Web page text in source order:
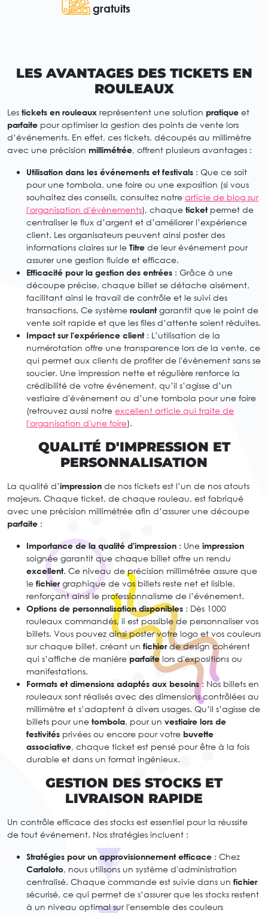
gratuits
LES AVANTAGES DES TICKETS EN
ROULEAUX
Les tickets en rouleaux représentent une solution pratique et
parfaite pour optimiser la gestion des points de vente lors
d’événements. En effet, ces tickets, découpés au millimètre
avec une précision millimétrée, offrent plusieurs avantages :
Utilisation dans les événements et festivals : Que ce soit
pour une tombola, une foire ou une exposition (si vous
souhaitez des conseils, consultez notre article de blog sur
l'organisation d'évènements), chaque ticketpermet de
centraliser le flux d’argent et d’améliorer l’expérience
client. Les organisateurs peuvent ainsi poster des
informations claires sur le Titre de leur événement pour
assurer une gestion fluide et efficace.
Efficacité pour la gestion des entrées : Grâce à une
découpe précise, chaque billet se détache aisément,
facilitant ainsi le travail de contrôle et le suivi des
transactions. Ce système roulantgarantit que le point de
vente soit rapide et que les files d’attente soient réduites.
Impact sur l'expérience client: L’utilisation de la
numérotation offre une transparence lors de la vente, ce
qui permet aux clients de profiter de l'évènement sans se
soucier. Une impression nette et régulière renforce la
crédibilité de votre événement, qu’il s’agisse d’un
vestiaire d'évènement ou d’une tombola pour une foire
(retrouvez aussi notre excellent article qui traite de
l'organisation d'une foire).
QUALITÉ D'IMPRESSION ET
PERSONNALISATION
La qualité d’impression de nos tickets est l’un de nos atouts
majeurs. Chaque ticket, de chaque rouleau, est fabriqué
avec une précision millimétrée afin d’assurer une découpe
parfaite :
Importance de la qualité d'impression : Une impression
soignée garantit que chaque billet offre un rendu
excellent. Ce niveau de précision millimétrée assure que
le fichiergraphique de vos billets reste net et lisible,
renforçant ainsi le professionnalisme de l’événement.
Options de personnalisation disponibles : Dès 1000
rouleaux commandés, il est possible de personnaliser vos
billets. Vous pouvez ainsi poster votre logo et vos couleurs
sur chaque billet, créant un fichierde design cohérent
qui s’affiche de manière parfaitelors d'expositions ou
manifestations.
Formats et dimensions adaptés aux besoins : Nos billets en
rouleaux sont réalisés avec des dimensions contrôlées au
millimètre et s’adaptent à divers usages. Qu’il s’agisse de
billets pour une tombola, pour un vestiaire lors de
festivités privées ou encore pour votre buvette
associative, chaque ticket est pensé pour être à la fois
durable et dans un format ingénieux.
GESTION DES STOCKS ET
LIVRAISON RAPIDE
Un contrôle efficace des stocks est essentiel pour la réussite
de tout événement. Nos stratégies incluent :
Stratégies pour un approvisionnement efficace : Chez
Cartaloto, nous utilisons un système d'administration
centralisé. Chaque commande est suivie dans un fichier
sécurisé, ce qui permet de s’assurer que les stocks restent
à un niveau optimal sur l'ensemble des couleurs